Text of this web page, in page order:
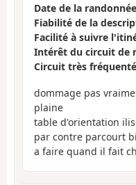
Date de la randonnée
Fiabilité de la
Facilité à suivre
Intérêt du circuit de
Circuit très fréquenté
dommage pas
plaine
table d'orientation
par contre parcourt
a faire quand il fait